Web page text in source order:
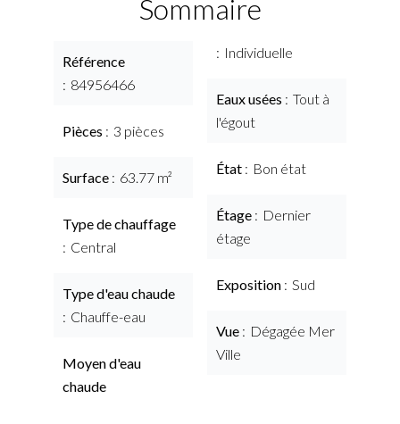
Sommaire
Référence
84956466
Pièces 3 pièces
Surface 63.77 m²
Type de chauffage
Central
Type d'eau chaude
Chauffe-eau
Moyen d'eau
chaude
Individuelle
Eaux usées
Tout à
l'égout
État Bon état
Étage
Dernier
étage
Exposition Sud
Vue
Dégagée Mer
Ville